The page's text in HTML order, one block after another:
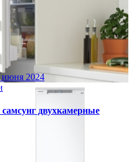
июня 2024
двухкамерные